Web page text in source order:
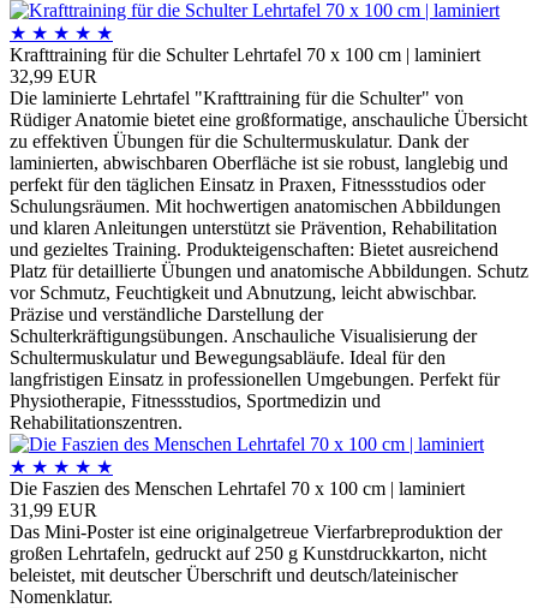
★ ★ ★ ★ ★
Krafttraining für die Schulter Lehrtafel 70 x 100 cm | laminiert
32,99 EUR
Die laminierte Lehrtafel "Krafttraining für die Schulter" von
Rüdiger Anatomie bietet eine großformatige, anschauliche Übersicht
zu effektiven Übungen für die Schultermuskulatur. Dank der
laminierten, abwischbaren Oberfläche ist sie robust, langlebig und
perfekt für den täglichen Einsatz in Praxen, Fitnessstudios oder
Schulungsräumen. Mit hochwertigen anatomischen Abbildungen
und klaren Anleitungen unterstützt sie Prävention, Rehabilitation
und gezieltes Training. Produkteigenschaften: Bietet ausreichend
Platz für detaillierte Übungen und anatomische Abbildungen. Schutz
vor Schmutz, Feuchtigkeit und Abnutzung, leicht abwischbar.
Präzise und verständliche Darstellung der
Schulterkräftigungsübungen. Anschauliche Visualisierung der
Schultermuskulatur und Bewegungsabläufe. Ideal für den
langfristigen Einsatz in professionellen Umgebungen. Perfekt für
Physiotherapie, Fitnessstudios, Sportmedizin und
Rehabilitationszentren.
★ ★ ★ ★ ★
Die Faszien des Menschen Lehrtafel 70 x 100 cm | laminiert
31,99 EUR
Das Mini-Poster ist eine originalgetreue Vierfarbreproduktion der
großen Lehrtafeln, gedruckt auf 250 g Kunstdruckkarton, nicht
beleistet, mit deutscher Überschrift und deutsch/lateinischer
Nomenklatur.